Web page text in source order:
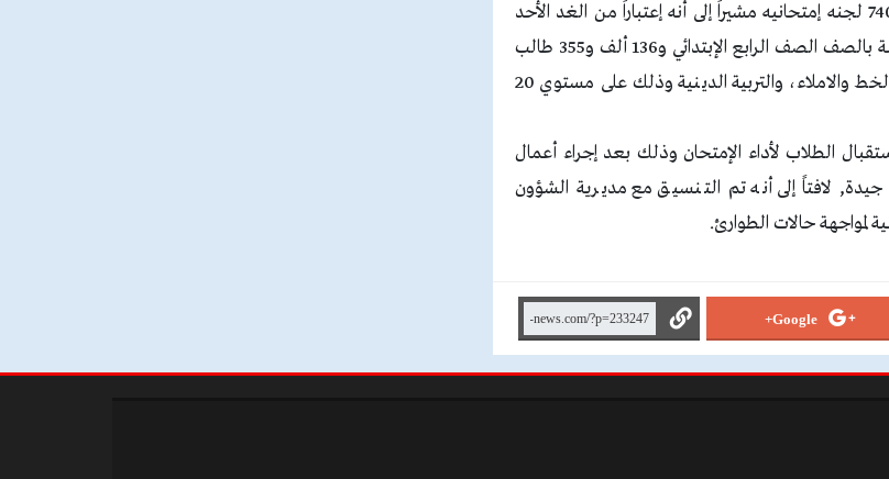
الإعدادي في أداء امتحان مادتي اللغة العربية والتربية الدينية بـ 7403 لجنه إمتحانيه مشيراً إلى أنه إعتباراً من الغد الأحد
الموافق 8 / 5 / 2022 من المقرر أن يؤدي 169 ألف و401 طالب وطالبة بالصف الصف الرابع الإبتدائي و136 ألف و355 طالب
وطلبة بالصف الثاني الإعدادي الإمتحان في مادتي اللغة العربية والخط والاملاء، والتربية الدينية وذلك على مستوي 20
الطلاب لأداء الإمتحان وذلك بعد إجراء أعمال
جيدة, لافتاً إلى أنه تم التنسيق مع مديرية الشؤون
لمواجهة حالات الطوارئ.
Google+